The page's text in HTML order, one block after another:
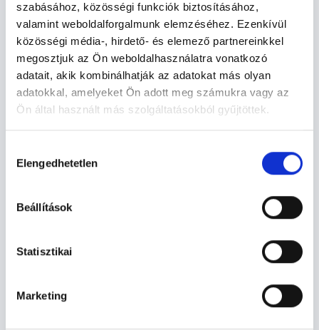
szabásához, közösségi funkciók biztosításához,
valamint weboldalforgalmunk elemzéséhez. Ezenkívül
közösségi média-, hirdető- és elemező partnereinkkel
megosztjuk az Ön weboldalhasználatra vonatkozó
adatait, akik kombinálhatják az adatokat más olyan
adatokkal, amelyeket Ön adott meg számukra vagy az
Ön által használt más szolgáltatásokból gyűjtöttek.
szabályzat:https://foglaljorvost.hu/info/foglaljorvost-
kiválasztása
Elengedhetetlen
Beállítások
Statisztikai
Marketing
Kozmetológus Debrecen -
Kozmetológia
A kozmetológia tárgykörébe tartoznak a különféle
bőrbetegségek és -elváltozások kezelései, mint a striák,
szemölcsök, aknék, ércsomók, tyúkszemek, anyajegyek
eltávolítása, kezelése. Kozmetológus gyógyítja meg a
SZAKTERÜLETEK
Szolgáltatások
Budapesti és vidéki kozmetológus orvosok